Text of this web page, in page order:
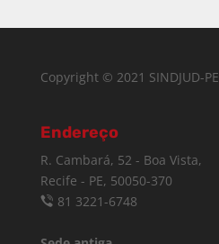
Copyright © 2021 SINDJUD-PE
Endereço
R. Cambará, 52 - Boa Vista,
Recife - PE, 50050-370
81 3221-6748